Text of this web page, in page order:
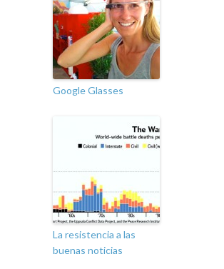
Google Glasses
La resistencia a las
buenas noticias